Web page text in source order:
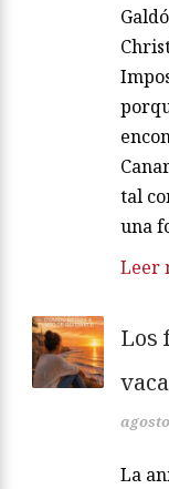
tal
una
Leer
Los
La